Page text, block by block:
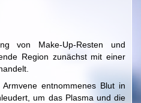
von Make-Up-Resten und
Region zunächst mit einer
entnommenes Blut in
um das Plasma und die